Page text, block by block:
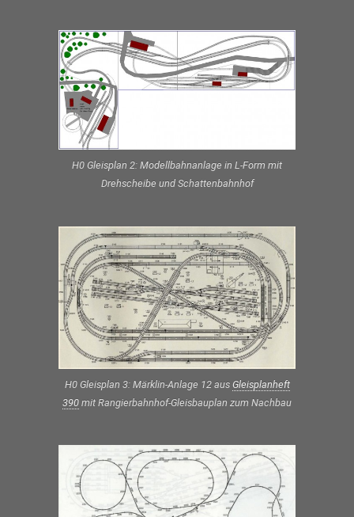
H0 Gleisplan 2: Modellbahnanlage in L-Form mit
Drehscheibe und Schattenbahnhof
H0 Gleisplan 3: Märklin-Anlage 12 aus Gleisplanheft
390 mit Rangierbahnhof-Gleisbauplan zum Nachbau